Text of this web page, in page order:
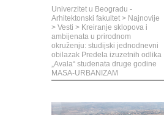
Univerzitet u Beogradu -
Arhitektonski fakultet > Najnovije
> Vesti > Kreiranje sklopova i
ambijenata u prirodnom
okruženju: studijski jednodnevni
obilazak Predela izuzetnih odlika
„Avala“ studenata druge godine
MASA-URBANIZAM